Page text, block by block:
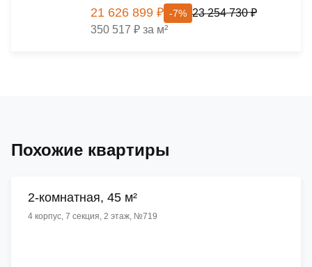
21 626 899 ₽ -7% 23 254 730 ₽
350 517 ₽ за м²
Похожие квартиры
2-комнатная, 45 м²
4 корпус, 7 секция, 2 этаж, №719